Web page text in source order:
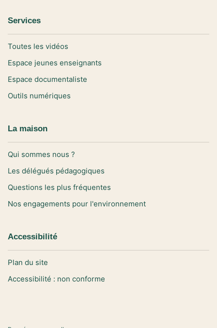
Services
Toutes les vidéos
Espace jeunes enseignants
Espace documentaliste
Outils numériques
La maison
Qui sommes nous ?
Les délégués pédagogiques
Questions les plus fréquentes
Nos engagements pour l'environnement
Accessibilité
Plan du site
Accessibilité : non conforme